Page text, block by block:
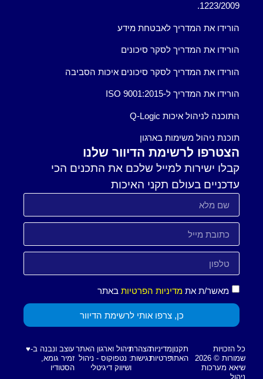
1223/2009.
הורידו את המדריך לאבטחת מידע
הורידו את המדריך לסקר סיכונים
הורידו את המדריך לסקר סיכונים איכות הסביבה
הורידו את המדריך ל-ISO 9001:2015
התוכנה לניהול איכות Q-Logic
תוכנת ניהול משימות בארגון
הצטרפו לרשימת הדיוור שלנו
קבלו ישירות למייל שלכם את התכנים הכי
עדכניים בעולם תקני האיכות
מאשר/ת את מדיניות הפרטיות באתר
כן, צרפו אותי לרשימת הדיוור
כל הזכויות
שמורות © 2026
שיאא מערכות
ניהול
תקנון
האתר
מדיניות
פרטיות
הצהרת
נגישות
ניהול וארגון האתר
: נטפוקוס - ניהול
ושיווק דיגיטלי
עוצב ונבנה ב-♥︎
זמיר גומא,
הסטודיו